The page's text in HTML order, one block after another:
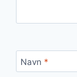
Navn *